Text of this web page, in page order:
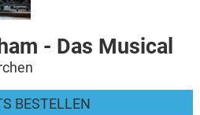
- Das Musical
BESTELLEN